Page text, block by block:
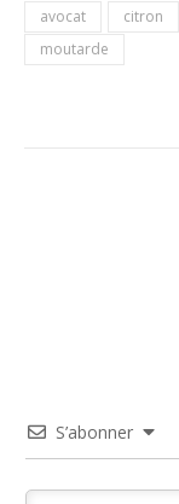
avocat citron
moutarde
S’abonner